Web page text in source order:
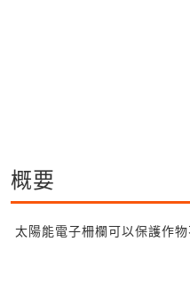
概要
太陽能電子柵欄可以保護作